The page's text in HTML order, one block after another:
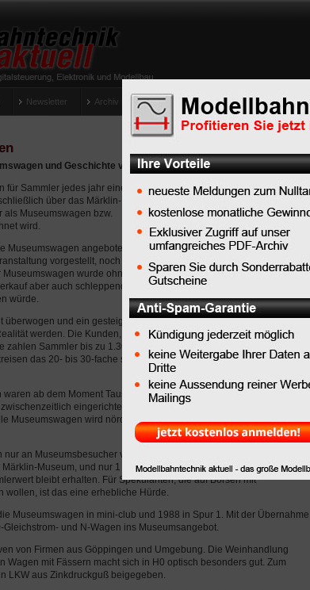
Newsletter Archiv Magazin Anlagenportraits Lexikon
und Geschichte von 1985 bis 2008
für Sammler jedes jahr einen
über das Märklin-
als Museumswagen bzw.
wird.
Museumswagen angeboten,
vorgestellt, noch
wurde ohne großen Aufwand verkauft, solange der
aber auch schleppend und so sah es zunächst so aus, als ob es
würde.
überwogen und ein gesteigerter Abverkauf gegen Jahresende ließ
werden. Die Kunden, die den ersten Wagen für 25 DM kauften,
zahlen Sammler bis zu 1.300 Euro für den ersten Wagen. Auch der
das 20- bis 30-fache seines ursprünglichen Verkaufspreises
ab dem Moment Tausch- und Handelsobjekt auf den
eingerichteten Museumsshop nicht mehr erhältlich
Museumswagen wird nördlich der Mainlinie für etwa 10 Euro teurer
an Museumsbesucher verkauft wird, quasi als besondere
Museum, und nur 1 Exemplar pro Besucher. Er bleibt dadurch
bleibt erhalten. Für Spekulanten, die auf Börsen mit
wollen, ist das eine erhebliche Hürde.
Museumswagen in mini-club und 1988 in Spur 1. Mit der Übernahme
und N-Wagen ins Museumsangebot.
von Firmen aus Göppingen und Umgebung. Die Weinhandlung
Wagen mit Fässern macht sich in H0 optisch besonders gut. Zum
LKW aus Zinkdruckguß beigegeben.